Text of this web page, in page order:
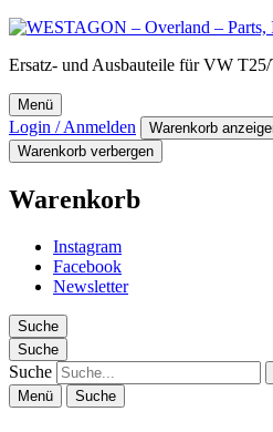
Ersatz- und Ausbauteile für VW
Menü
Login / Anmelden Warenkorb
Warenkorb verbergen
Warenkorb
Instagram
Facebook
Newsletter
Suche
Suche
Suche
Menü Suche